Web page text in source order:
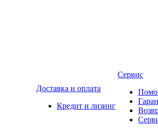
Доставка и оплата
Кредит и лизинг
Сервис